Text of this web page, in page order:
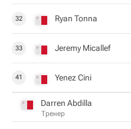
32 Ryan Tonna
33 Jeremy Micallef
41 Yenez Cini
Darren Abdilla
Тренер